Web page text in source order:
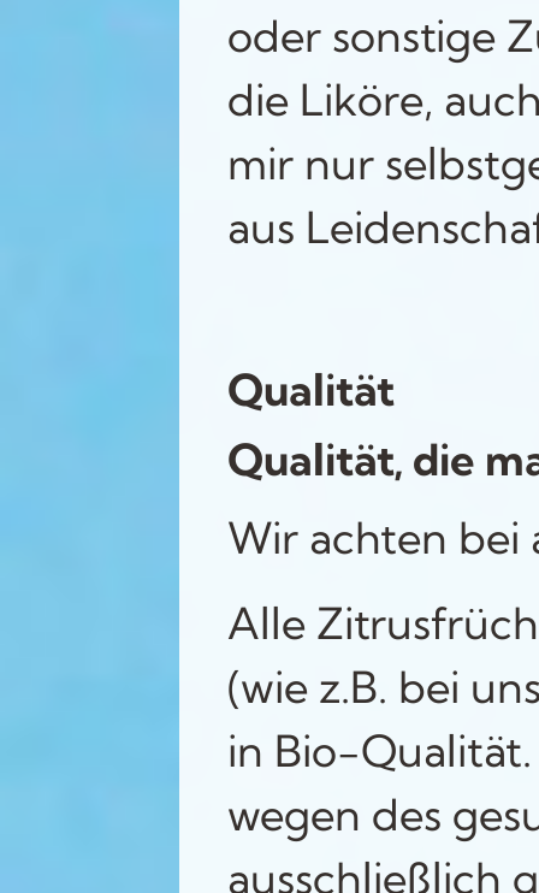
oder sonstige
die Liköre,
mir nur
aus
Qualität
Qualität, die
Wir achten bei
Alle
(wie z.B. bei
in Bio-
wegen des
ausschließlich